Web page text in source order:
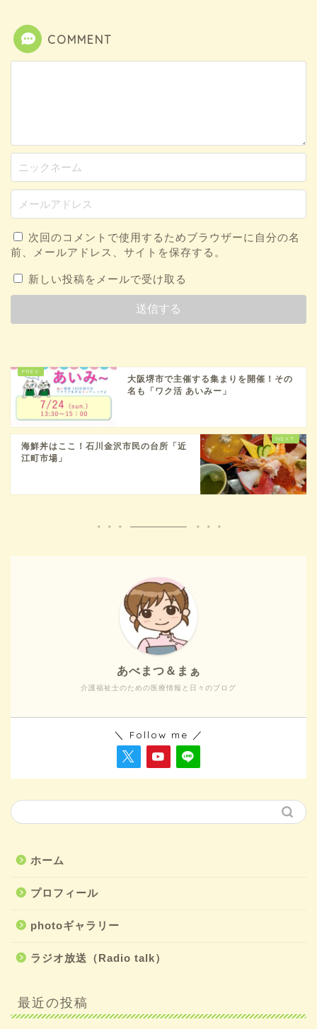
COMMENT
次回のコメントで使用するためブラウザーに自分の名
前、メールアドレス、サイトを保存する。
新しい投稿をメールで受け取る
大阪堺市で主催する集まりを開催！その
名も「ワク活 あいみー」
海鮮丼はここ！石川金沢市民の台所「近
江町市場」
介護福祉士のための医療情報と日々のブログ
あべまつ＆まぁ
＼ Follow me ／
ホーム
プロフィール
photoギャラリー
ラジオ放送（Radio talk）
最近の投稿